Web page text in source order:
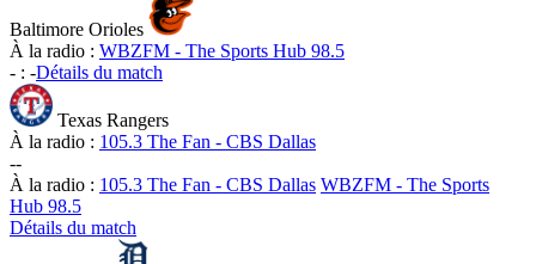
Baltimore Orioles
À la radio : WBZFM - The Sports Hub 98.5
- : -Détails du match
Texas Rangers
À la radio : 105.3 The Fan - CBS Dallas
--
À la radio : 105.3 The Fan - CBS Dallas WBZFM - The Sports
Hub 98.5
Détails du match